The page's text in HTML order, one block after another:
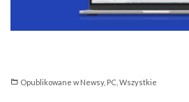
Opublikowane wNewsy, PC Wszystkie